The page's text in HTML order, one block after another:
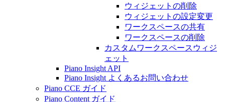
ウィジェットの削除
ウィジェットの設定変更
ワークスペースの共有
ワークスペースの削除
カスタムワークスペースウィジ
ェット
Piano Insight API
Piano Insight よくあるお問い合わせ
Piano CCE ガイド
Piano Content ガイド